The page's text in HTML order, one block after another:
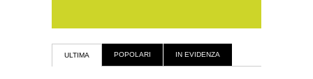
ULTIMA POPOLARI IN EVIDENZA